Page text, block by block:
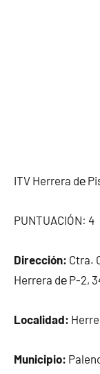
ITV Herrera dе
PUNTUACIÓN: 4
Dirección: Ctra.
Herrera dе P-2,
Localidad:
Municipio: